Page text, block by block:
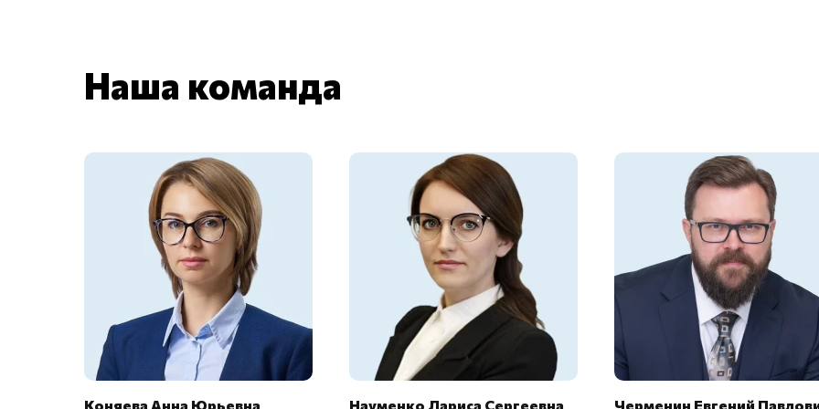
Наша команда
Коняева Анна Юрьевна Науменко Лариса Сергеевна Черменин Евгений